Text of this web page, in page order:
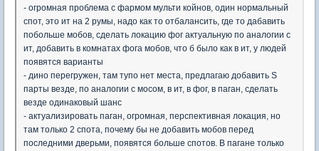
- огромная проблема с фармом мульти койнов, один нормальный
спот, это ит на 2 румы, надо как то отбалансить, где то дабавить
побольше мобов, сделать локацию фог актуальную по аналогии с
ит, добавить в комнатах фога мобов, что б было как в ит, у людей
появятся варианты
- дино перегружен, там тупо нет места, предлагаю добавить S
парты везде, по аналогии с мосом, в ит, в фог, в паган, сделать
везде одинаковый шанс
- актуализировать паган, огромная, перспективная локация, но
там только 2 спота, почему бы не добавить мобов перед
последними дверьми, появятся больше спотов. В пагане только